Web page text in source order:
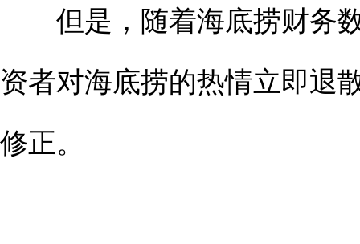
但是，随着海底捞财务
资者对海底捞的热情立即退
修正。